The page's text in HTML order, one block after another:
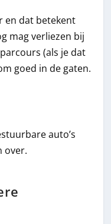
en dat betekent
mag verliezen bij
(als je dat
goed in de gaten.
auto’s
over.